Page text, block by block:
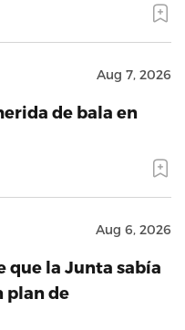
Aug 7, 2026
de bala en
Aug 6, 2026
que la Junta sabía
plan de